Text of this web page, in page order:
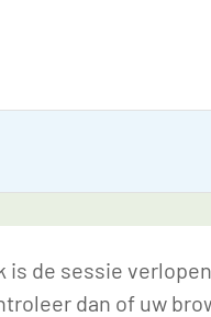
is de sessie
dan of uw